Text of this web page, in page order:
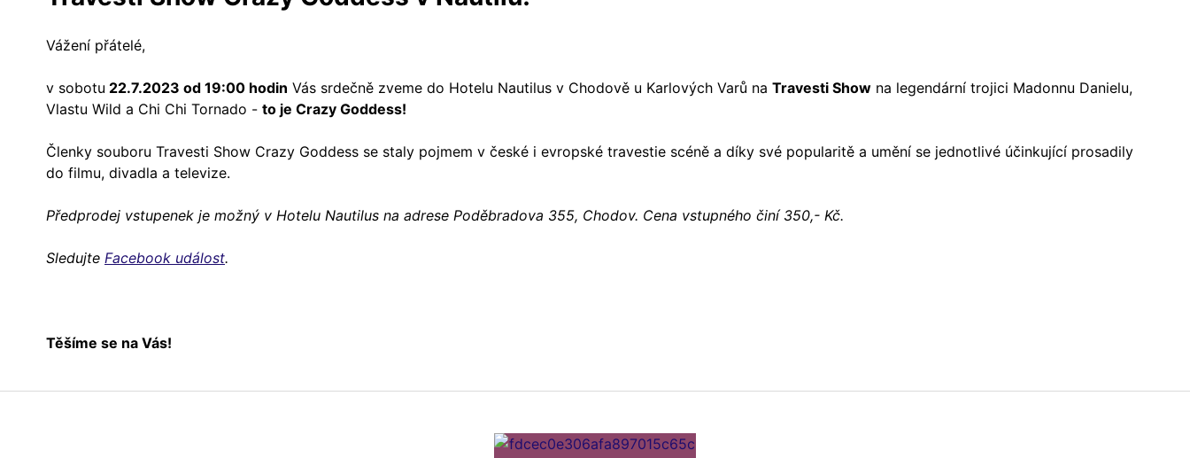
Vážení přátelé,
v sobotu 22.7.2023 od 19:00 hodin Vás srdečně zveme do Hotelu Nautilus v Chodově u Karlových Varů na Travesti Show na legendární trojici Madonnu Danielu,
Vlastu Wild a Chi Chi Tornado - to je Crazy Goddess!
Členky souboru Travesti Show Crazy Goddess se staly pojmem v české i evropské travestie scéně a díky své popularitě a umění se jednotlivé účinkující prosadily
do filmu, divadla a televize.
Předprodej vstupenek je možný v Hotelu Nautilus na adrese Poděbradova 355, Chodov. Cena vstupného činí 350,- Kč.
Sledujte Facebook událost.
Těšíme se na Vás!